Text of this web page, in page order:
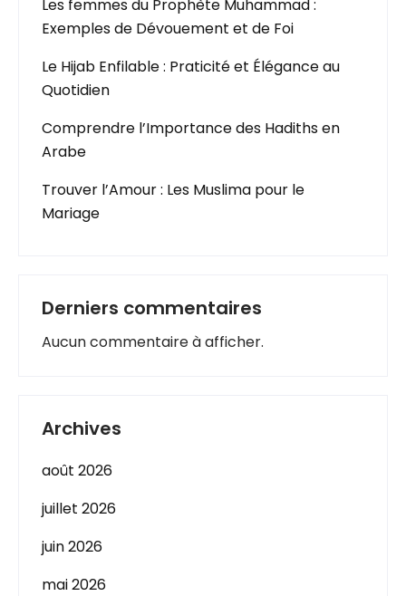
Les femmes du Prophète Muhammad :
Exemples de Dévouement et de Foi
Le Hijab Enfilable : Praticité et Élégance au
Quotidien
Comprendre l’Importance des Hadiths en
Arabe
Trouver l’Amour : Les Muslima pour le
Mariage
Derniers commentaires
Aucun commentaire à afficher.
Archives
août 2026
juillet 2026
juin 2026
mai 2026